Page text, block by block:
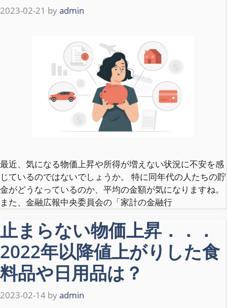
2023-02-21 byadmin
最近、気になる物価上昇や所得が増えない状況に不安を感
じているのではないでしょうか。 特に同年代の人たちの貯
金がどうなっているのか、平均の金額が気になりますね。
また、金融広報中央委員会の「家計の金融行
止まらない物価上昇．．．
2022年以降値上がりした食
料品や日用品は？
2023-02-14 byadmin